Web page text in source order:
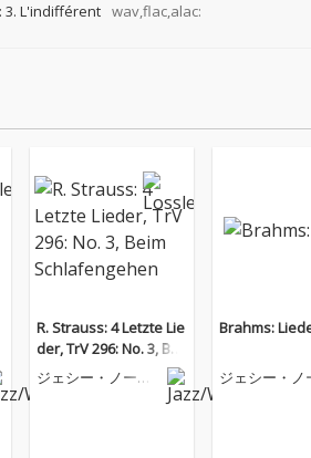
3. L'indifférent wav,flac,alac:
R. Strauss: 4 Letzte Lie
der, TrV 296: No. 3, Bei
m Schlafengehen
ジェシー・ノーマ
Brahms:
ジェシー・ノ